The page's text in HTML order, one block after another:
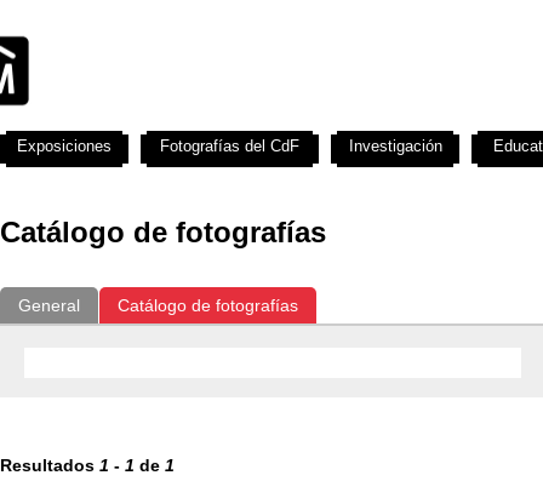
Catálogo de fotografías
General Catálogo de fotografías
Resultados 1 - 1 de 1
Exposiciones Fotografías del CdF Investigación